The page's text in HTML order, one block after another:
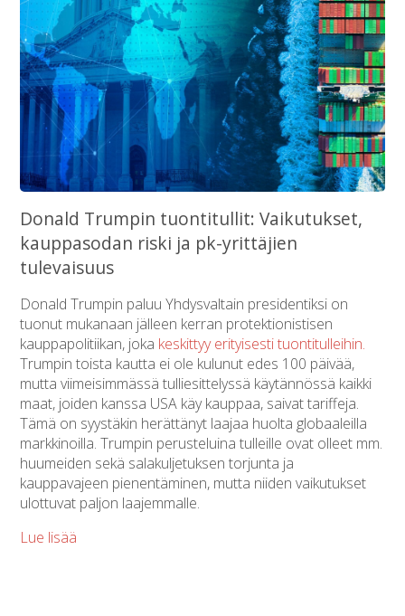
Donald Trumpin tuontitullit: Vaikutukset,
kauppasodan riski ja pk-yrittäjien
tulevaisuus
Donald Trumpin paluu Yhdysvaltain presidentiksi on
tuonut mukanaan jälleen kerran protektionistisen
kauppapolitiikan, joka keskittyy erityisesti tuontitulleihin.
Trumpin toista kautta ei ole kulunut edes 100 päivää,
mutta viimeisimmässä tulliesittelyssä käytännössä kaikki
maat, joiden kanssa USA käy kauppaa, saivat tariffeja.
Tämä on syystäkin herättänyt laajaa huolta globaaleilla
markkinoilla. Trumpin perusteluina tulleille ovat olleet mm.
huumeiden sekä salakuljetuksen torjunta ja
kauppavajeen pienentäminen, mutta niiden vaikutukset
ulottuvat paljon laajemmalle.
Lue lisää